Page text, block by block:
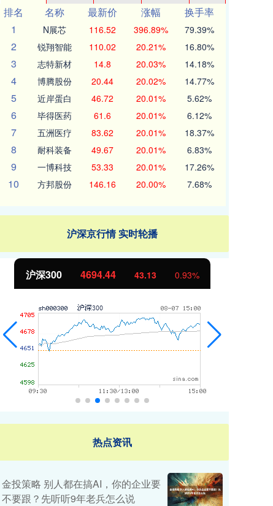
排名
名称 最新价 涨幅
换手率
1
N展芯 116.52 396.89% 79.39%
2 锐翔智能 110.02 20.21% 16.80%
3 志特新材 14.8 20.03% 14.18%
4 博腾股份 20.44 20.02% 14.77%
5 近岸蛋白 46.72 20.01% 5.62%
6 毕得医药 61.6 20.01% 6.12%
7 五洲医疗 83.62 20.01% 18.37%
8 耐科装备 49.67 20.01% 6.83%
9 一博科技 53.33 20.01% 17.26%
10 方邦股份 146.16 20.00% 7.68%
沪深京行情 实时轮播
北证50 1134.24 11.37 1.01%
热点资讯
金投策略 别人都在搞AI，你的企业要
不要跟？先听听9年老兵怎么说